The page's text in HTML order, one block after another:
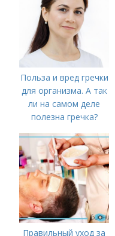
Польза и вред гречки
для организма. А так
ли на самом деле
полезна гречка?
Правильный уход за